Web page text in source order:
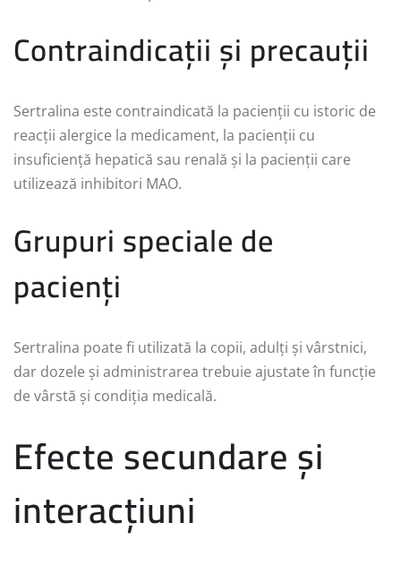
Contraindicații și precauții
Sertralina este contraindicată la pacienții cu istoric de
reacții alergice la medicament, la pacienții cu
insuficiență hepatică sau renală și la pacienții care
utilizează inhibitori MAO.
Grupuri speciale de
pacienți
Sertralina poate fi utilizată la copii, adulți și vârstnici,
dar dozele și administrarea trebuie ajustate în funcție
de vârstă și condiția medicală.
Efecte secundare și
interacțiuni